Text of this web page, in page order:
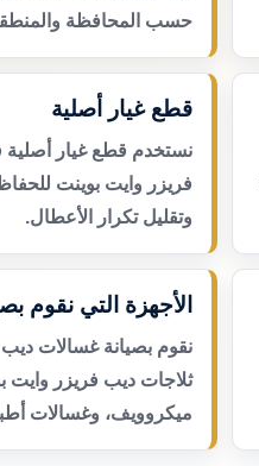
حسب المحافظة
قطع غيار أصلية
نستخدم قطع غيار
فريزر وايت بوينت
وتقليل تكرار الأعطال.
الأجهزة التي نقوم
نقوم بصيانة غسالات
ثلاجات ديب فريزر وايت
ميكروويف، وغسالات